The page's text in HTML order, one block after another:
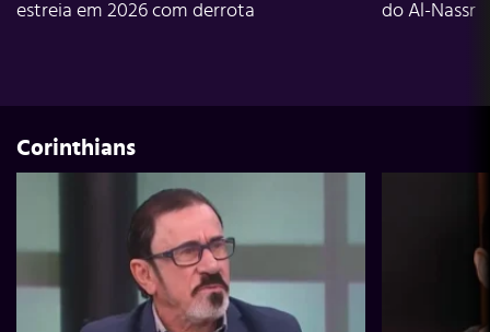
estreia em 2026 com derrota
do Al-Nassr
Corinthians